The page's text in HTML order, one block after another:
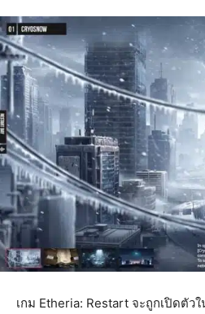
เกม Etheria: Restart จะถูกเปิดตัว